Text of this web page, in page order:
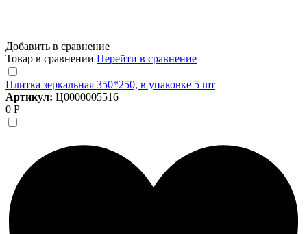
Добавить в сравнение
Товар в сравнении Перейти в сравнение
Плитка зеркальная 350*250, в упаковке 5 шт
Артикул: Ц0000005516
0 Р